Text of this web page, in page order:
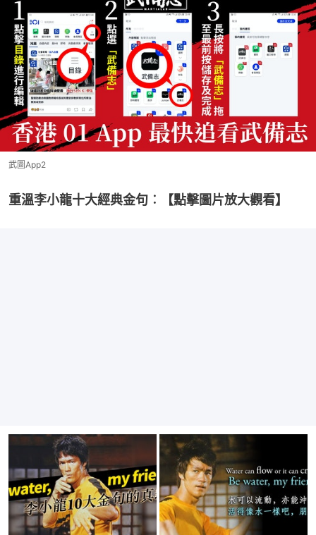
武圖App2
重溫李小龍十大經典金句︰【點擊圖片放大觀看】